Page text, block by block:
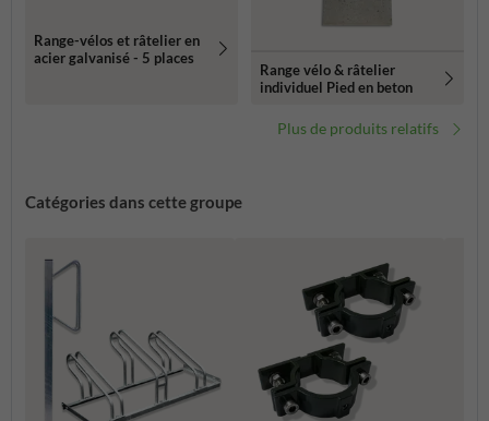
Range-vélos et râtelier en
acier galvanisé - 5 places
Range vélo & râtelier
individuel Pied en beton
Plus de produits relatifs
Catégories dans cette groupe